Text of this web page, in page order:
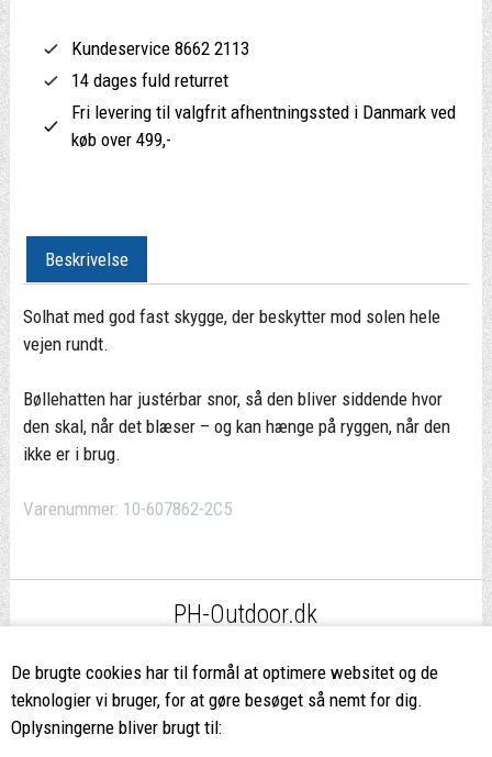
De brugte cookies har til formål at optimere websitet og de
teknologier vi bruger, for at gøre besøget så nemt for dig.
Oplysningerne bliver brugt til:
Kundeservice 8662 2113
14 dages fuld returret
Fri levering til valgfrit afhentningssted i Danmark ved
køb over 499,-
Beskrivelse
Solhat med god fast skygge, der beskytter mod solen hele
vejen rundt.
Bøllehatten har justérbar snor, så den bliver siddende hvor
den skal, når det blæser – og kan hænge på ryggen, når den
ikke er i brug.
Varenummer: 10-607862-2C5
PH-Outdoor.dk
ved køb over 499,-*
8662 2113